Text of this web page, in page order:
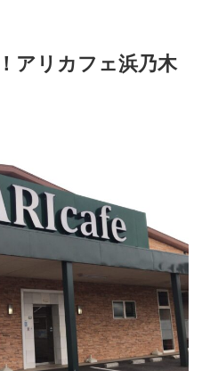
アリカフェ浜乃木